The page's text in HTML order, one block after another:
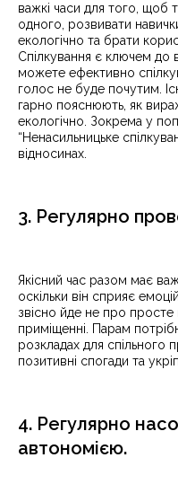
важкі часи для того, щоб
одного, розвивати
екологічно та брати
Спілкування є ключем до
можете ефективно
голос не буде почутим.
гарно пояснюють, як
екологічно. Зокрема у
“Ненасильницьке
відносинах.
3. Регулярно
Якісний час разом має
оскільки він сприяє
звісно йде не про
приміщенні. Парам
розкладах для
позитивні спогади та
4. Регулярно
автономією.